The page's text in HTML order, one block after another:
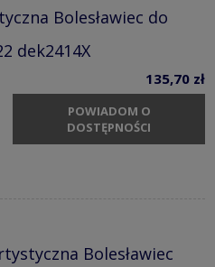
Bolesławiec do
dek2414X
135,70 zł
POWIADOM O
DOSTĘPNOŚCI
Bolesławiec